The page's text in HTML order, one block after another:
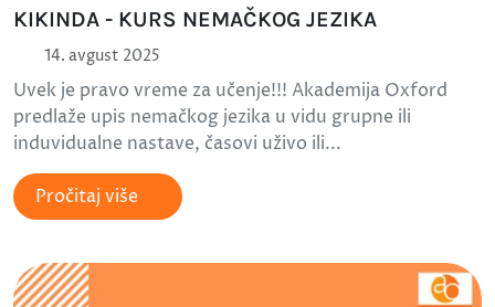
KIKINDA - KURS NEMAČKOG JEZIKA
14. avgust 2025
Uvek je pravo vreme za učenje!!! Akademija Oxford
predlaže upis nemačkog jezika u vidu grupne ili
induvidualne nastave, časovi uživo ili...
Pročitaj više